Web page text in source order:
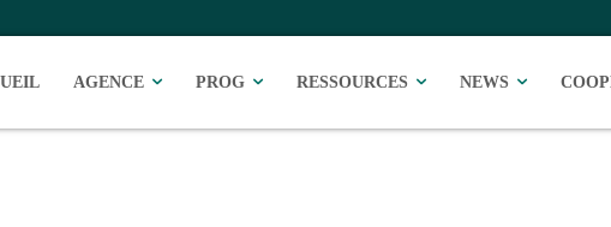
AGENCE PROG RESSOURCES NEWS